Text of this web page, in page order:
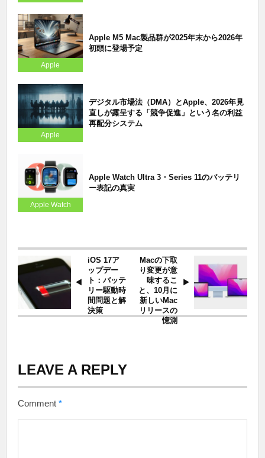
Apple
Apple M5 Mac製品群が2025年末から2026年
初頭に登場予定
Apple
デジタル市場法（DMA）とApple、2026年見
直しが露呈する「競争促進」という名の利益
再配分システム
Apple Watch
Apple Watch Ultra 3・Series 11のバッテリ
ー表記の真実
iOS 17ア
ップデー
ト：バッテ
リー駆動時
間問題と解
決策
Macの下取
り変更が意
味するこ
と、10月に
新しいMac
リリースの
憶測
LEAVE A REPLY
Comment *